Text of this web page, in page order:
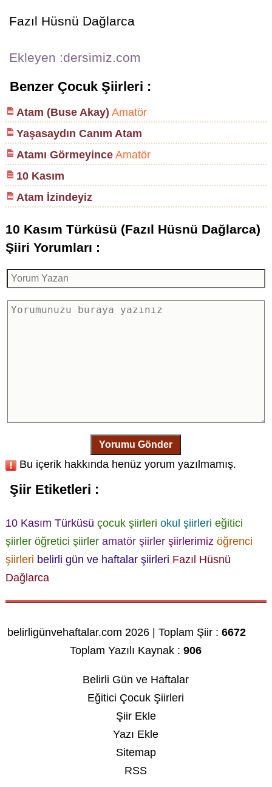
Fazıl Hüsnü Dağlarca
Ekleyen :dersimiz.com
Benzer Çocuk Şiirleri :
Atam (Buse Akay) Amatör
Yaşasaydın Canım Atam
Atamı GörmeyinceAmatör
10 Kasım
Atam İzindeyiz
10 Kasım Türküsü (Fazıl Hüsnü Dağlarca)
Şiiri Yorumları :
Yorumu Gönder
Bu içerik hakkında henüz yorum yazılmamış.
Şiir Etiketleri :
10 Kasım Türküsü çocuk şiirleri okul şiirleri eğitici
şiirler öğretici şiirler amatör şiirler şiirlerimiz öğrenci
şiirleri belirli gün ve haftalar şiirleri Fazıl Hüsnü
Dağlarca
belirligünvehaftalar.com 2026 | Toplam Şiir :6672
Toplam Yazılı Kaynak :906
Belirli Gün ve Haftalar
Eğitici Çocuk Şiirleri
Şiir Ekle
Yazı Ekle
Sitemap
RSS